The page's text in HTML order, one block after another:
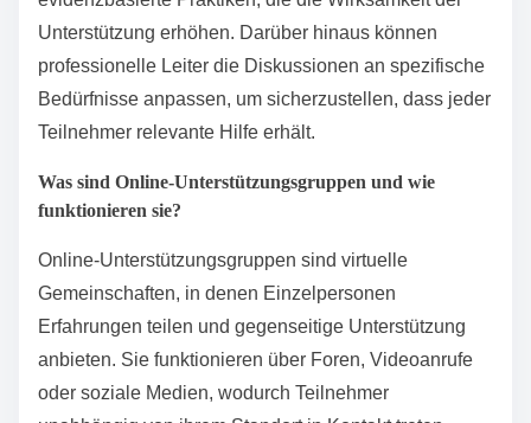
Unterstützung erhöhen. Darüber hinaus können
professionelle Leiter die Diskussionen an spezifische
Bedürfnisse anpassen, um sicherzustellen, dass jeder
Teilnehmer relevante Hilfe erhält.
Was sind Online-Unterstützungsgruppen und wie
funktionieren sie?
Online-Unterstützungsgruppen sind virtuelle
Gemeinschaften, in denen Einzelpersonen
Erfahrungen teilen und gegenseitige Unterstützung
anbieten. Sie funktionieren über Foren, Videoanrufe
oder soziale Medien, wodurch Teilnehmer